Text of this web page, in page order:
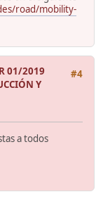
road/mobility-
#4
01/2019
Y
a todos